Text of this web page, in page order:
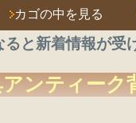
カゴの中を見る
と新着情報が受
ンティーク